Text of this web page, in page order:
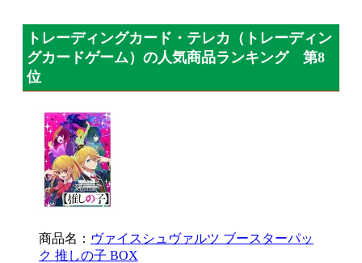
トレーディングカード・テレカ（トレーディン
グカードゲーム）の人気商品ランキング 第8
位
商品名： ヴァイスシュヴァルツ ブースターパッ
ク 推しの子 BOX